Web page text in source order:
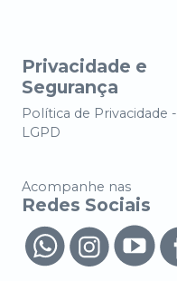
Privacidade e
Segurança
Política de Privacidade -
LGPD
Acompanhe nas
Redes Sociais